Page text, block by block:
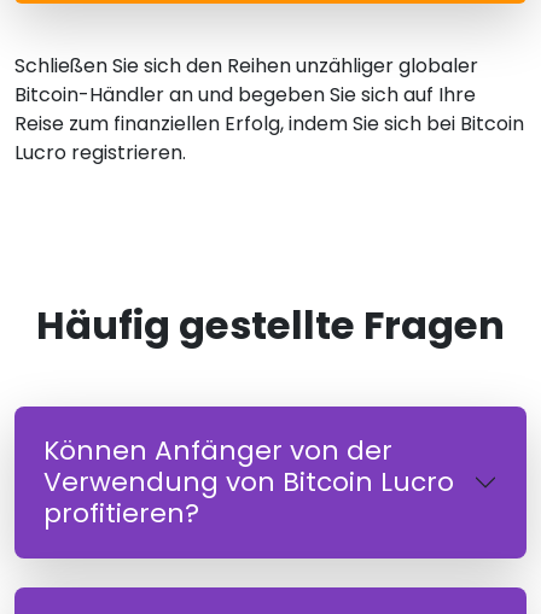
Schließen Sie sich den Reihen unzähliger globaler
Bitcoin-Händler an und begeben Sie sich auf Ihre
Reise zum finanziellen Erfolg, indem Sie sich bei Bitcoin
Lucro registrieren.
Häufig gestellte Fragen
Können Anfänger von der
Verwendung von Bitcoin Lucro
profitieren?